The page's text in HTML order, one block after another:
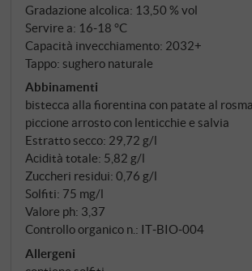
Prugnolo Gentile, 10 per cento Merlot
assemblaggio di Gracciano.
indigeni, 20-25 giorni di macerazione
quindi 18 mesi di affinamento: 40% in
francesi da 3,5 e 5 ettolitri, 60% in
rovere di Francia e di Slavonia.
Gradazione alcolica: 13,50 % vol
Servire a: 16‑18 °C
Capacità invecchiamento: 2032+
Tappo: sughero naturale
Abbinamenti
bistecca alla fiorentina con patate al
piccione arrosto con lenticchie e salvia
Estratto secco: 29,72 g/l
Acidità totale: 5,82 g/l
Zuccheri residui: 0,76 g/l
Solfiti: 75 mg/l
Valore ph: 3,37
Controllo organico n.: IT‑BIO‑004
Allergeni